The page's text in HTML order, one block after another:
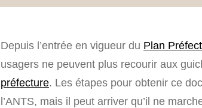
Depuis l’entrée en vigueur du Plan
usagers ne peuvent plus recourir aux
préfecture. Les étapes pour obtenir ce
l’ANTS, mais il peut arriver qu’il ne